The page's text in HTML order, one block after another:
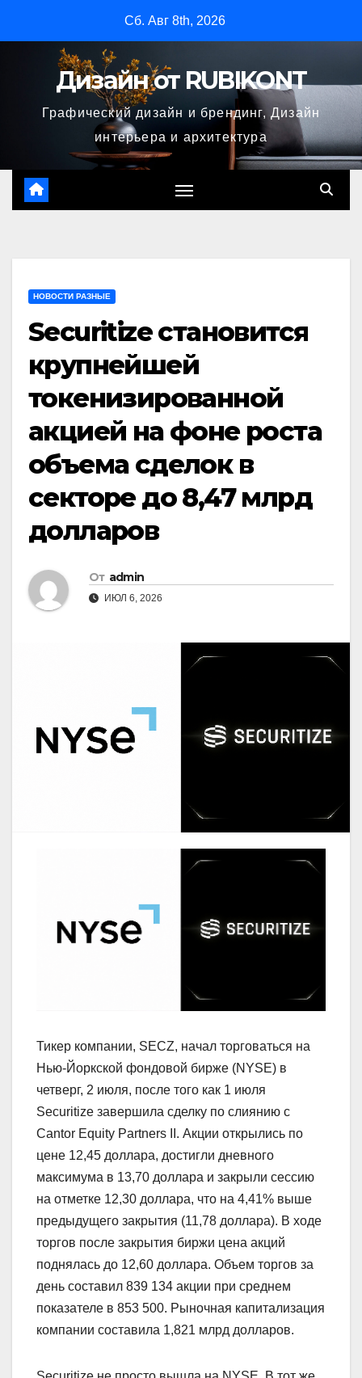
содержимому
Сб. Авг 8th, 2026
Дизайн от RUBIKONT
Графический дизайн и брендинг, Дизайн
интерьера и архитектура
НОВОСТИ РАЗНЫЕ
Securitize становится
крупнейшей
токенизированной
акцией на фоне роста
объема сделок в
секторе до 8,47 млрд
долларов
От admin
ИЮЛ 6, 2026
Тикер компании, SECZ, начал торговаться на
Нью-Йоркской фондовой бирже (NYSE) в
четверг, 2 июля, после того как 1 июля
Securitize завершила сделку по слиянию с
Cantor Equity Partners II. Акции открылись по
цене 12,45 доллара, достигли дневного
максимума в 13,70 доллара и закрыли сессию
на отметке 12,30 доллара, что на 4,41% выше
предыдущего закрытия (11,78 доллара). В ходе
торгов после закрытия биржи цена акций
поднялась до 12,60 доллара. Объем торгов за
день составил 839 134 акции при среднем
показателе в 853 500. Рыночная капитализация
компании составила 1,821 млрд долларов.